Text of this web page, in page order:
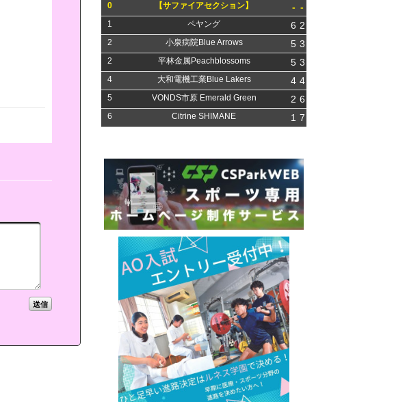
0 【サファイアセクション】 - -
1 ペヤング 6 2
2 小泉病院Blue Arrows 5 3
2 平林金属Peachblossoms 5 3
4 大和電機工業Blue Lakers 4 4
5 VONDS市原 Emerald Green 2 6
6 Citrine SHIMANE 1 7